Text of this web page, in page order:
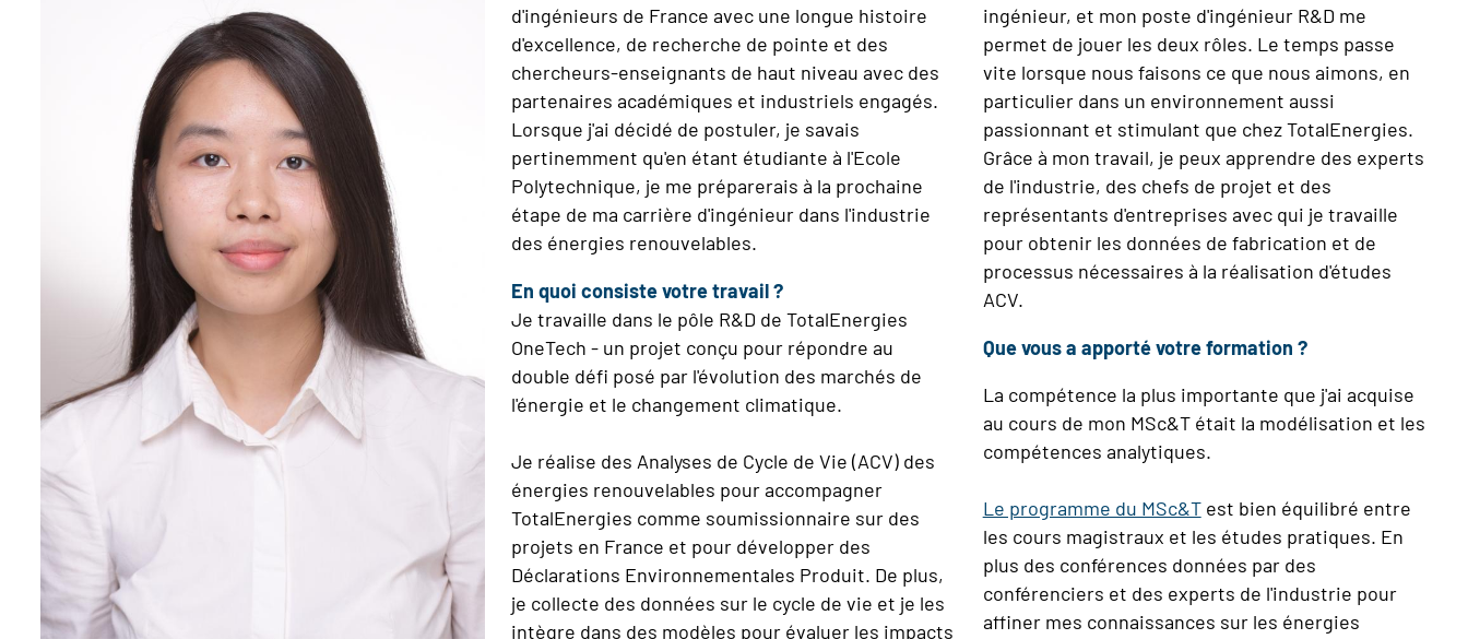
d'ingénieurs de France avec une longue histoire
d'excellence, de recherche de pointe et des
chercheurs-enseignants de haut niveau avec des
partenaires académiques et industriels engagés.
Lorsque j'ai décidé de postuler, je savais
pertinemment qu'en étant étudiante à l'Ecole
Polytechnique, je me préparerais à la prochaine
étape de ma carrière d'ingénieur dans l'industrie
des énergies renouvelables.
En quoi consiste votre travail ?
Je travaille dans le pôle R&D de TotalEnergies
OneTech - un projet conçu pour répondre au
double défi posé par l'évolution des marchés de
l'énergie et le changement climatique.
Je réalise des Analyses de Cycle de Vie (ACV) des
énergies renouvelables pour accompagner
TotalEnergies comme soumissionnaire sur des
projets en France et pour développer des
Déclarations Environnementales Produit. De plus,
je collecte des données sur le cycle de vie et je les
intègre dans des modèles pour évaluer les impacts
ingénieur, et mon poste d'ingénieur R&D me
permet de jouer les deux rôles. Le temps passe
vite lorsque nous faisons ce que nous aimons, en
particulier dans un environnement aussi
passionnant et stimulant que chez TotalEnergies.
Grâce à mon travail, je peux apprendre des experts
de l'industrie, des chefs de projet et des
représentants d'entreprises avec qui je travaille
pour obtenir les données de fabrication et de
processus nécessaires à la réalisation d'études
ACV.
Que vous a apporté votre formation ?
La compétence la plus importante que j'ai acquise
au cours de mon MSc&T était la modélisation et les
compétences analytiques.
Le programme du MSc&Test bien équilibré entre
les cours magistraux et les études pratiques. En
plus des conférences données par des
conférenciers et des experts de l'industrie pour
affiner mes connaissances sur les énergies